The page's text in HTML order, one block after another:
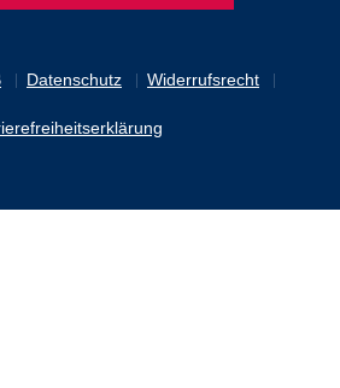
Datenschutz Widerrufsrecht